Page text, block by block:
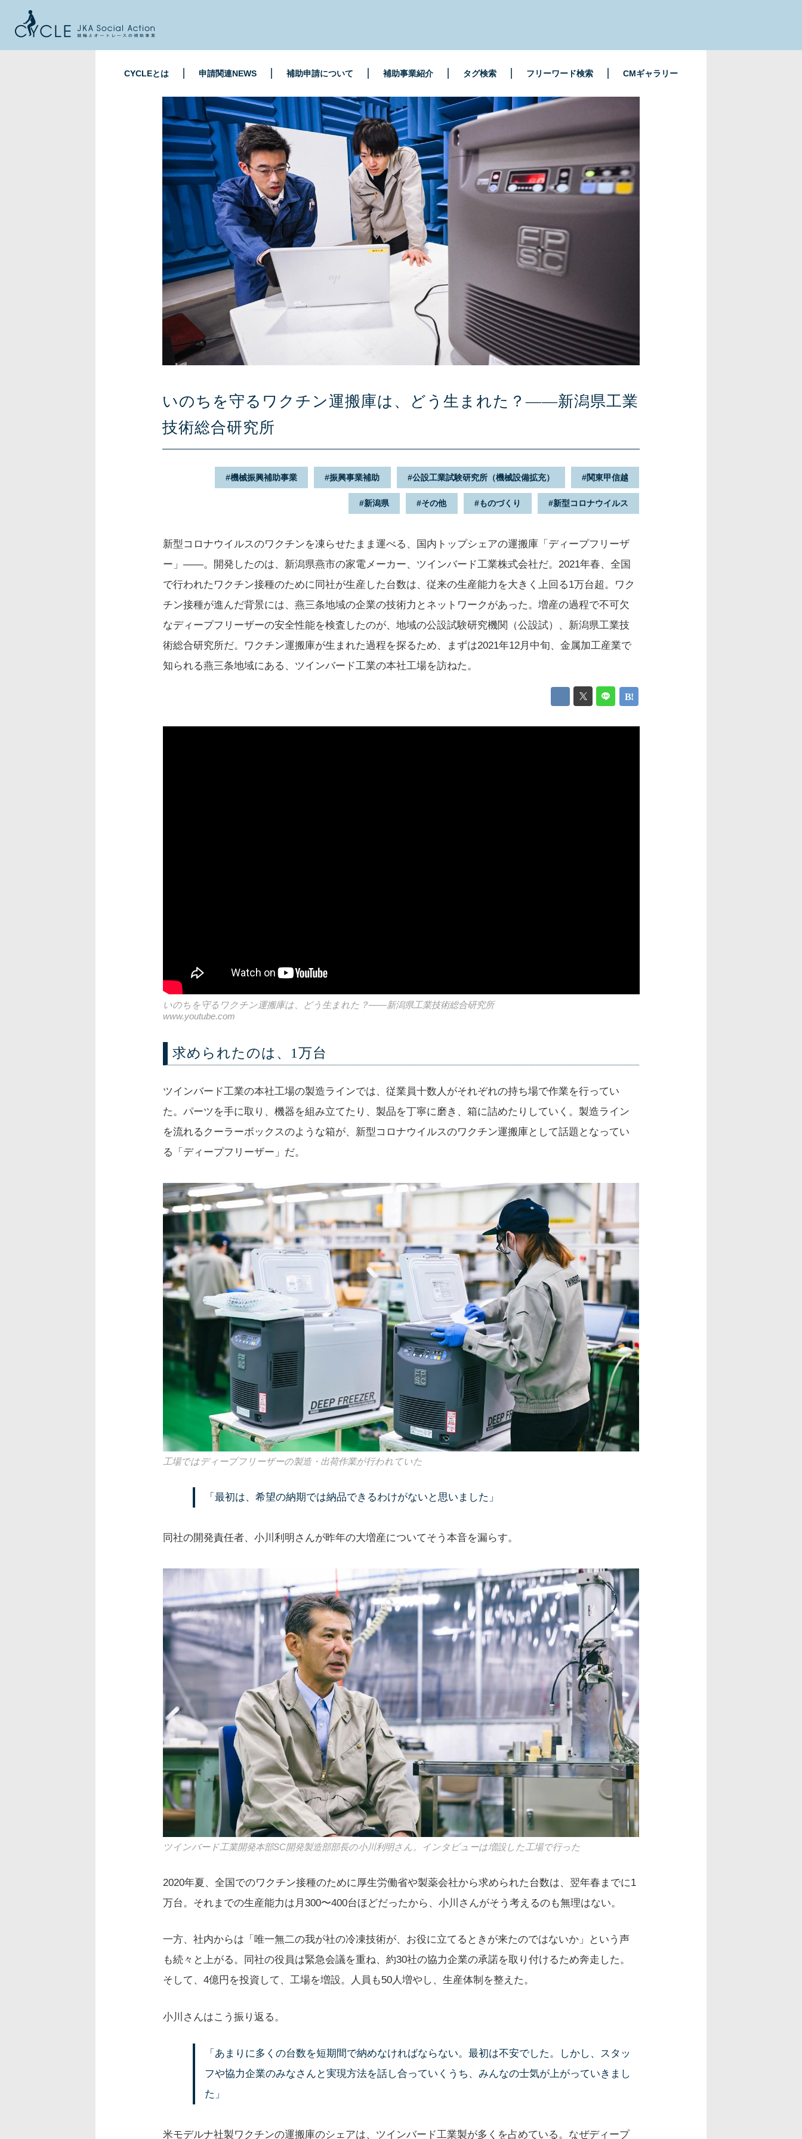
CYCLEとは 申請関連NEWS 補助申請について 補助事業紹介 タグ検索 フリーワード検索 CMギャラリー
いのちを守るワクチン運搬庫は、どう生まれた？——新潟県工業
技術総合研究所
機械振興補助事業 振興事業補助 公設工業試験研究所（機械設備拡充） 関東甲信越
新潟県 その他 ものづくり 新型コロナウイルス
新型コロナウイルスのワクチンを凍らせたまま運べる、国内トップシェアの運搬庫「ディープフリーザ
ー」——。開発したのは、新潟県燕市の家電メーカー、ツインバード工業株式会社だ。2021年春、全国
で行われたワクチン接種のために同社が生産した台数は、従来の生産能力を大きく上回る1万台超。ワク
チン接種が進んだ背景には、燕三条地域の企業の技術力とネットワークがあった。増産の過程で不可欠
なディープフリーザーの安全性能を検査したのが、地域の公設試験研究機関（公設試）、新潟県工業技
術総合研究所だ。ワクチン運搬庫が生まれた過程を探るため、まずは2021年12月中旬、金属加工産業で
知られる燕三条地域にある、ツインバード工業の本社工場を訪ねた。
いのちを守るワクチン運搬庫は、どう生まれた？――新潟県工業技術総合研究所
www.youtube.com
求められたのは、1万台
ツインバード工業の本社工場の製造ラインでは、従業員十数人がそれぞれの持ち場で作業を行ってい
た。パーツを手に取り、機器を組み立てたり、製品を丁寧に磨き、箱に詰めたりしていく。製造ライン
を流れるクーラーボックスのような箱が、新型コロナウイルスのワクチン運搬庫として話題となってい
る「ディープフリーザー」だ。
工場ではディープフリーザーの製造・出荷作業が行われていた
「最初は、希望の納期では納品できるわけがないと思いました」
同社の開発責任者、小川利明さんが昨年の大増産についてそう本音を漏らす。
ツインバード工業開発本部SC開発製造部部長の小川利明さん。インタビューは増設した工場で行った
2020年夏、全国でのワクチン接種のために厚生労働省や製薬会社から求められた台数は、翌年春までに1
万台。それまでの生産能力は月300〜400台ほどだったから、小川さんがそう考えるのも無理はない。
一方、社内からは「唯一無二の我が社の冷凍技術が、お役に立てるときが来たのではないか」という声
も続々と上がる。同社の役員は緊急会議を重ね、約30社の協力企業の承諾を取り付けるため奔走した。
そして、4億円を投資して、工場を増設。人員も50人増やし、生産体制を整えた。
小川さんはこう振り返る。
「あまりに多くの台数を短期間で納めなければならない。最初は不安でした。しかし、スタッ
フや協力企業のみなさんと実現方法を話し合っていくうち、みんなの士気が上がっていきまし
た」
米モデルナ社製ワクチンの運搬庫のシェアは、ツインバード工業製が多くを占めている。なぜディープ